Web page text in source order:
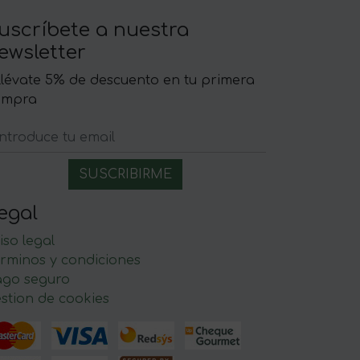
a nuestra
5% de descuento en tu primera
legal
y condiciones
seguro
de cookies